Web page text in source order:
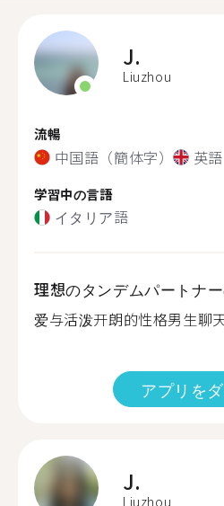
J.
Liuzhou
流暢
中国語（簡体字） 英語
学習中の言語
イタリア語
理想のタンデムパートナ
爱与活泼开朗的性格男生聊
アプリを
J.
Liuzhou